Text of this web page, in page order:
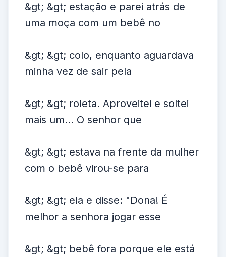
&gt; &gt; estação e parei atrás de
uma moça com um bebê no
&gt; &gt; colo, enquanto aguardava
minha vez de sair pela
&gt; &gt; roleta. Aproveitei e soltei
mais um... O senhor que
&gt; &gt; estava na frente da mulher
com o bebê virou-se para
&gt; &gt; ela e disse: "Dona! É
melhor a senhora jogar esse
&gt; &gt; bebê fora porque ele está